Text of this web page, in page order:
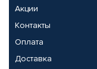
Акции
Контакты
Оплата
Доставка